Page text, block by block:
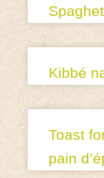
Kibbé
Toast
pain